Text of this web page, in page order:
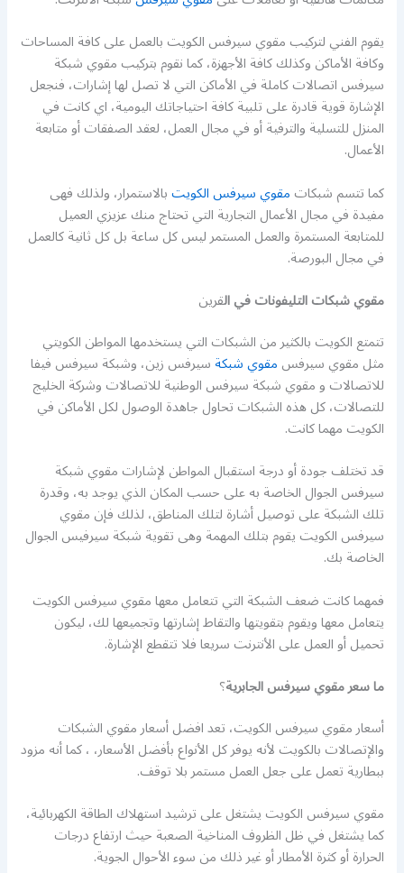
يقوم الفني لتركيب مقوي سيرفس الكويت بالعمل على كافة المساحات
وكافة الأماكن وكذلك كافة الأجهزة، كما نقوم بتركيب مقوي شبكة
سيرفس اتصالات كاملة في الأماكن التي لا تصل لها إشارات، فنجعل
الإشارة قوية قادرة على تلبية كافة احتياجاتك اليومية، اي كانت في
المنزل للتسلية والترفية أو في مجال العمل، لعقد الصفقات أو متابعة
الأعمال.
كما تتسم شبكاتمقوي سيرفس الكويتبالاستمرار، ولذلك فهى
مفيدة في مجال الأعمال التجارية التي تحتاج منك عزيزي العميل
للمتابعة المستمرة والعمل المستمر ليس كل ساعة بل كل ثانية كالعمل
في مجال البورصة.
مقوي شبكات التليفونات في القرين
تتمتع الكويت بالكثير من الشبكات التي يستخدمها المواطن الكويتي
مثل مقوي سيرفسمقوي شبكةسيرفس زين، وشبكة سيرفس فيفا
للاتصالات و مقوي شبكة سيرفس الوطنية للاتصالات وشركة الخليج
للتصالات، كل هذه الشبكات تحاول جاهدة الوصول لكل الأماكن في
الكويت مهما كانت.
قد تختلف جودة أو درجة استقبال المواطن لإشارات مقوي شبكة
سيرفس الجوال الخاصة به على حسب المكان الذي يوجد به، وقدرة
تلك الشبكة على توصيل أشارة لتلك المناطق، لذلك فإن مقوي
سيرفس الكويت يقوم بتلك المهمة وهى تقوية شبكة سيرفيس الجوال
الخاصة بك.
فمهما كانت ضعف الشبكة التي تتعامل معها مقوي سيرفس الكويت
يتعامل معها ويقوم بتقويتها والتقاط إشارتها وتجميعها لك، ليكون
تحميل أو العمل على الأنترنت سريعا فلا تتقطع الإشارة.
ما سعر مقوي سيرفس الجابرية؟
أسعار مقوي سيرفس الكويت، تعد افضل أسعار مقوي الشبكات
والإتصالات بالكويت لأنه يوفر كل الأنواع بأفضل الأسعار، ، كما أنه مزود
ببطارية تعمل على جعل العمل مستمر بلا توقف.
مقوي سيرفس الكويت يشتغل على ترشيد استهلاك الطاقة الكهربائية،
كما يشتغل في ظل الظروف المناخية الصعبة حيث ارتفاع درجات
الحرارة أو كثرة الأمطار أو غير ذلك من سوء الأحوال الجوية.